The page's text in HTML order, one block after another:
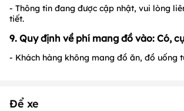
- Thông tin đang được cập nhật, vui lòng
tiết.
9. Quy định về phí mang đồ vào: Có,
- Khách hàng không mang đồ ăn, đồ uống
Để xe